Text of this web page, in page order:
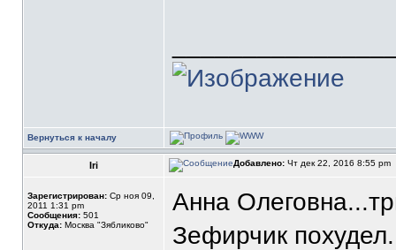
Вернуться к началу
Iri Добавлено: Чт дек 22, 2016 8:55 pm
Зарегистрирован: Ср ноя 09,
2011 1:31 pm
Сообщения: 501
Откуда: Москва "Зябликово"
Анна
Зефирчик